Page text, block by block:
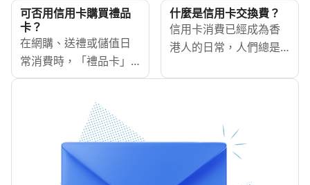
接從銀行提取超過存款
的資金，作為短期周轉
的方法；而在香港最常
見的透支服務就是信用
卡透支。雖然透支功能
中往往會涉及各種手續
費和利率，因此如非必
要都不建議隨便使用。
本文為你整理各種關於
現金的不便外，使用信
用卡更可以賺取現金回
賺。而使用合適的信用
簽賬亦可享有更高的回
接觸信用卡，也許會好
奇究竟現金回贈信用卡
是如何運作的呢？信用
可否用信用卡購買禮品
卡？
在網購、送禮或儲值日
常消費時，「禮品卡」
早已成為不少人首選的
購買禮品卡除了方便，
還有可能幫你賺取額外
的獎賞積分或享受消費
回贈。不過這個方法並
什麼是信用卡交換費？
信用卡消費已經成為香
港人的日常，人們總是
里數回贈，卻不了解每
換費（Interchange
Fee），這所謂的隱形成
本，其實默默地牽動消